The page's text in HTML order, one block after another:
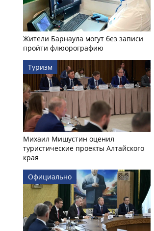
Жители Барнаула могут без записи
пройти флюорографию
Туризм
Михаил Мишустин оценил
туристические проекты Алтайского
края
Официально